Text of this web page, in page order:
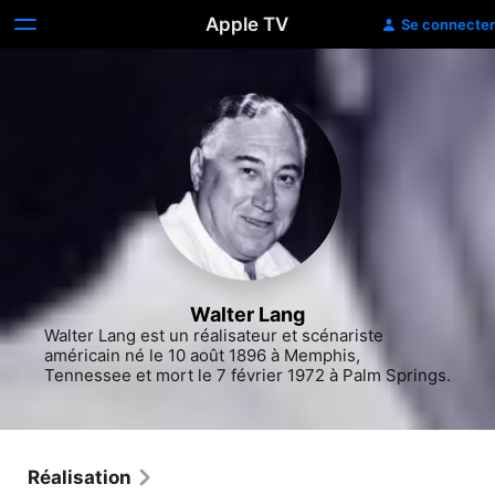
Apple TV Se connecter
Walter Lang
Walter Lang est un réalisateur et scénariste
américain né le 10 août 1896 à Memphis,
Tennessee et mort le 7 février 1972 à Palm Springs.
Réalisation